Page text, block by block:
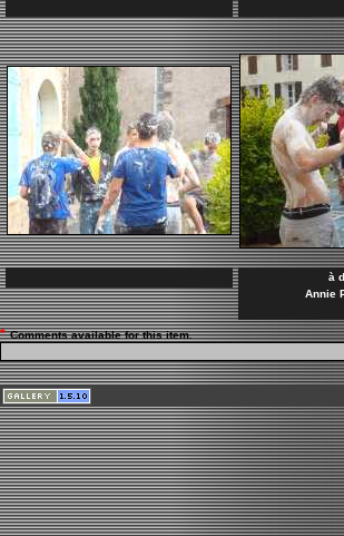
à
Annie
* Comments available for this item.